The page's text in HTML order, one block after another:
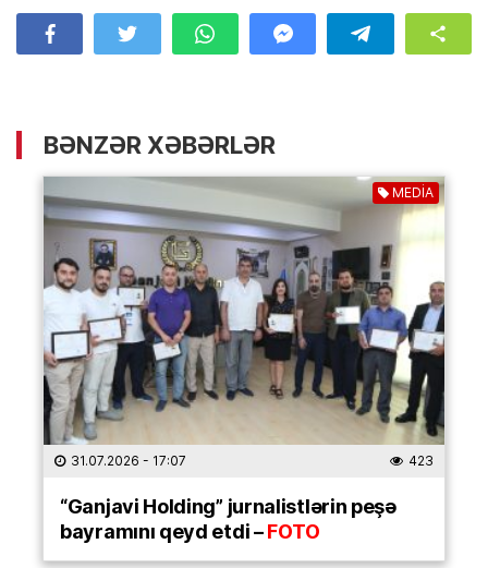
BƏNZƏR XƏBƏRLƏR
MEDİA
31.07.2026 - 17:07 423
“Ganjavi Holding” jurnalistlərin peşə
bayramını qeyd etdi –FOTO